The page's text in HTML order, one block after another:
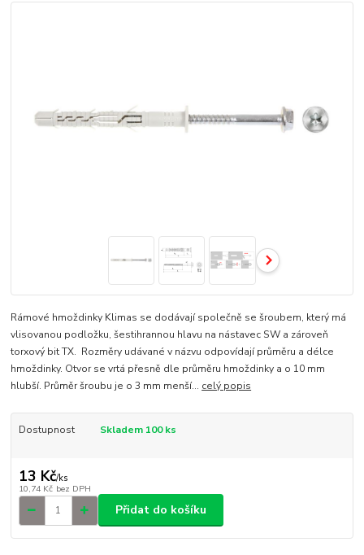
Rámové hmoždinky Klimas se dodávají společně se šroubem, který má
vlisovanou podložku, šestihrannou hlavu na nástavec SW a zároveň
torxový bit TX. Rozměry udávané v názvu odpovídají průměru a délce
hmoždinky. Otvor se vrtá přesně dle průměru hmoždinky a o 10 mm
hlubší. Průměr šroubu je o 3 mm menší... celý popis
Dostupnost Skladem 100 ks
13 Kč/ks
10,74 Kč bez DPH
Přidat do košíku